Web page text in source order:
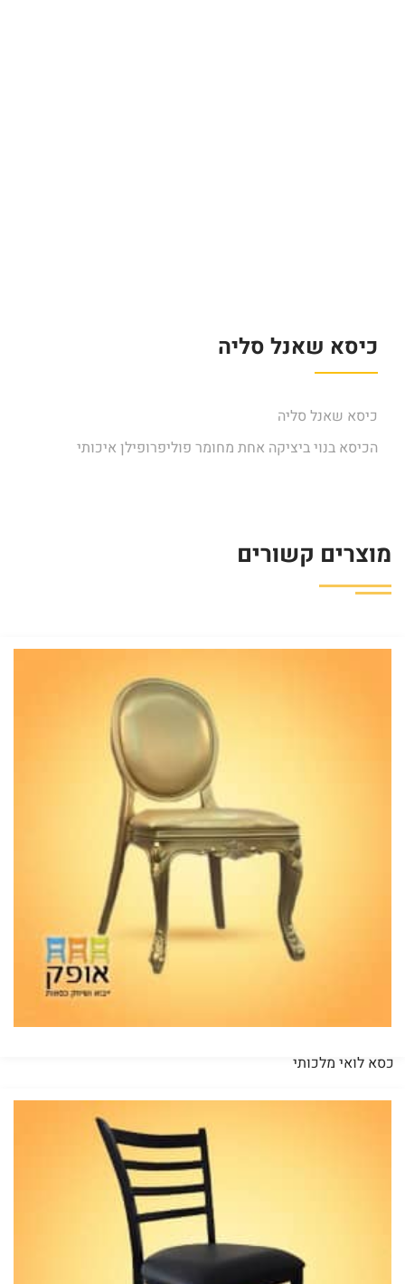
כיסא שאנל סליה
כיסא שאנל סליה
הכיסא בנוי ביציקה אחת מחומר פוליפרופילן איכותי
מוצרים קשורים
כסא לואי מלכותי